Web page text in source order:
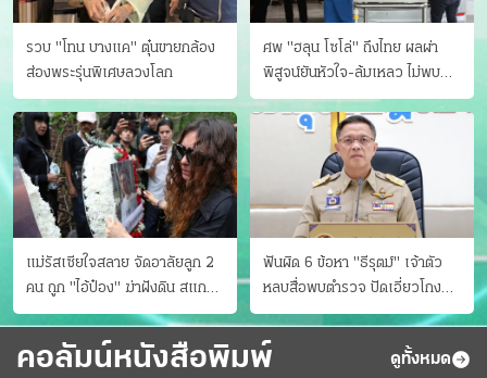
รวบ "โทน บางแค" ตุ๋นขายกล้อง
ส่องพระรุ่นพิเศษลวงโลก
ศพ "ฮลุน โซโล่" ถึงไทย ผลผ่า
พิสูจน์ยันหัวใจ-ล้มเหลว ไม่พบ
บาดแผล
แม่รัสเซียใจสลาย จัดอาลัยลูก 2
คน ถูก "ไอ้ป๋อง" ฆ่าฝังดิน สแกน
ไม่มีศพเพิ่ม
ฟันผิด 6 ข้อหา "ธีรุตม์" เจ้าตัว
หลบสื่อพบตำรวจ ปัดเอี่ยวโกง
สอบท้องถิ่น จ่อบี้รํ่ารวยมากปกติ
คอลัมน์หนังสือพิมพ์ ดูทั้งหมด